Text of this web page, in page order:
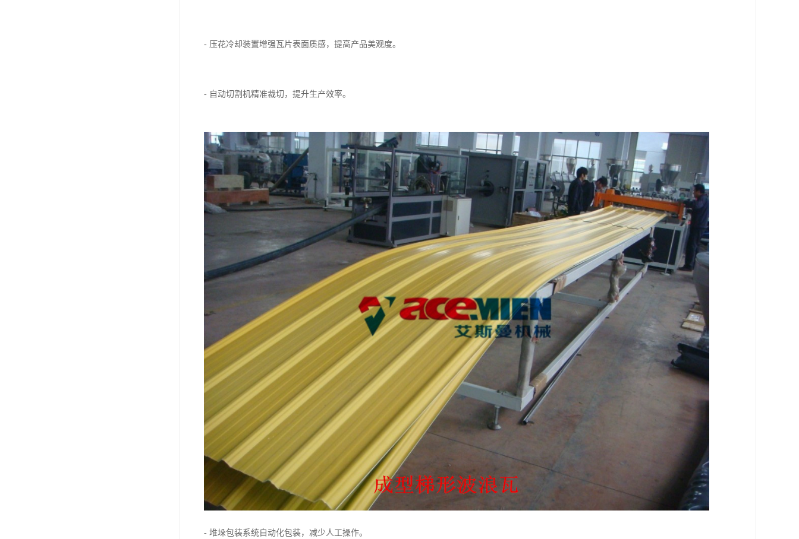
- 压花冷却装置增强瓦片表面质感，提高产品美观度。
- 自动切割机精准裁切，提升生产效率。
- 堆垛包装系统自动化包装，减少人工操作。